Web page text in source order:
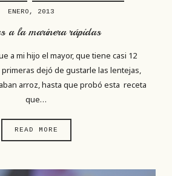
ENERO, 2013
a la marinera rápidas
a mi hijo el mayor, que tiene casi 12
dejó de gustarle las lentejas,
arroz, hasta que probó esta receta
que…
READ MORE